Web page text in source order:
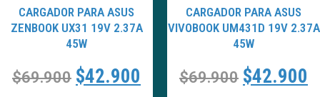
CARGADOR PARA ASUS
ZENBOOK UX31 19V 2.37A
45W
$69.900 $42.900
CARGADOR PARA ASUS
VIVOBOOK UM431D 19V 2.37A
45W
$69.900 $42.900